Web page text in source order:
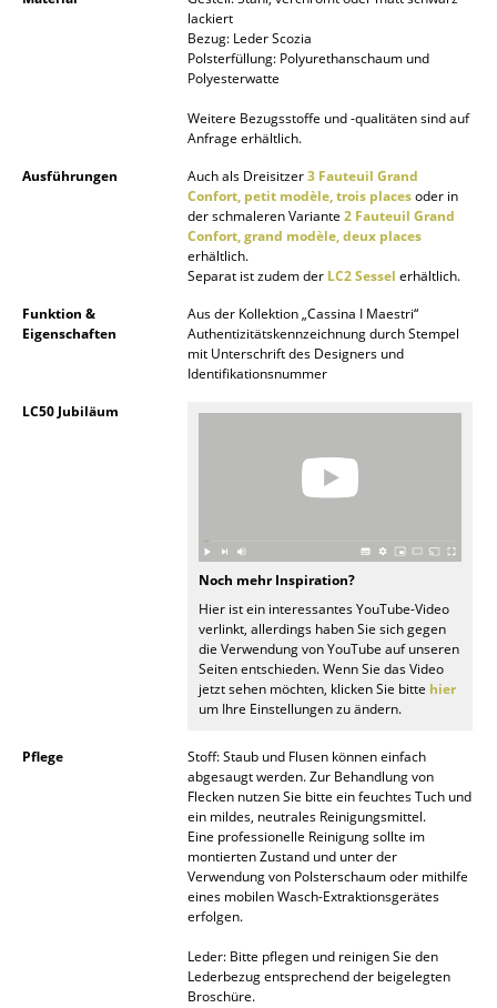
Nachttische & Bettzubehör
Figuren & Miniaturen
Aufbewahrungsboxen
... alle Accessoires
lackiert
Bezug: Leder Scozia
Polsterfüllung: Polyurethanschaum und
Polyesterwatte
Weitere Bezugsstoffe und -qualitäten sind auf
Anfrage erhältlich.
Ausführungen
Auch als Dreisitzer3 Fauteuil Grand
Confort, petit modèle, trois placesoder in
der schmaleren Variante 2 Fauteuil Grand
Confort, grand modèle, deux places
erhältlich.
Separat ist zudem der LC2 Sessel erhältlich.
Funktion &
Eigenschaften
Aus der Kollektion „Cassina I Maestri“
Authentizitätskennzeichnung durch Stempel
mit Unterschrift des Designers und
Identifikationsnummer
LC50 Jubiläum
Noch mehr Inspiration?
Hier ist ein interessantes YouTube-Video
verlinkt, allerdings haben Sie sich gegen
die Verwendung von YouTube auf unseren
Seiten entschieden. Wenn Sie das Video
jetzt sehen möchten, klicken Sie bitte hier
um Ihre Einstellungen zu ändern.
Pflege
Stoff: Staub und Flusen können einfach
abgesaugt werden. Zur Behandlung von
Flecken nutzen Sie bitte ein feuchtes Tuch und
ein mildes, neutrales Reinigungsmittel.
Eine professionelle Reinigung sollte im
montierten Zustand und unter der
Verwendung von Polsterschaum oder mithilfe
eines mobilen Wasch-Extraktionsgerätes
erfolgen.
Leder: Bitte pflegen und reinigen Sie den
Lederbezug entsprechend der beigelegten
Broschüre.